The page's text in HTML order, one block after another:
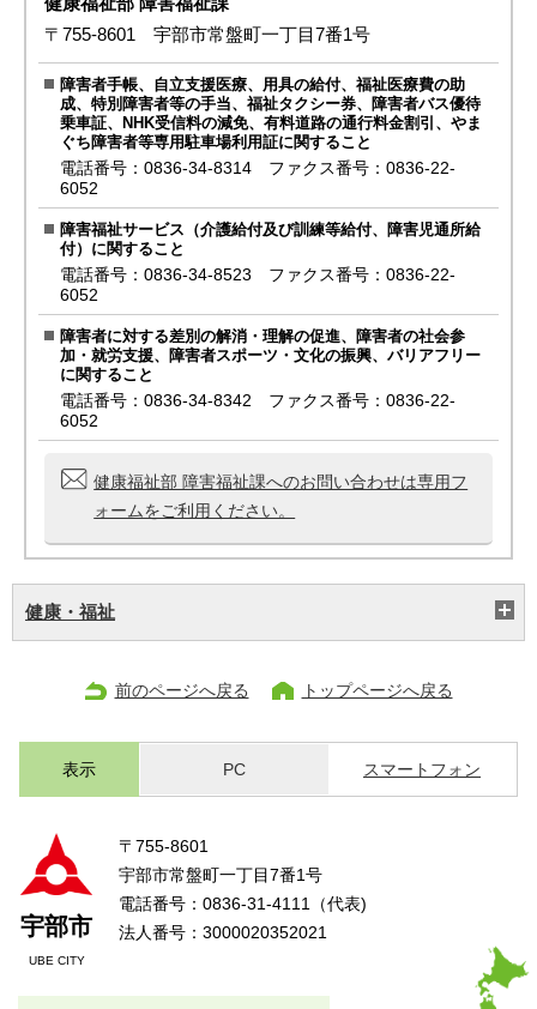
〒755-8601 宇部市常盤町一丁目7番1号
障害者手帳、自立支援医療、用具の給付、福祉医療費の助
成、特別障害者等の手当、福祉タクシー券、障害者バス優待
乗車証、NHK受信料の減免、有料道路の通行料金割引、やま
ぐち障害者等専用駐車場利用証に関すること
電話番号：0836-34-8314 ファクス番号：0836-22-
6052
障害福祉サービス（介護給付及び訓練等給付、障害児通所給
付）に関すること
電話番号：0836-34-8523 ファクス番号：0836-22-
6052
障害者に対する差別の解消・理解の促進、障害者の社会参
加・就労支援、障害者スポーツ・文化の振興、バリアフリー
に関すること
電話番号：0836-34-8342 ファクス番号：0836-22-
6052
健康福祉部 障害福祉課へのお問い合わせは専用フ
ォームをご利用ください。
健康・福祉
前のページへ戻る トップページへ戻る
表示 PC スマートフォン
宇部市
UBE CITY
〒755-8601
宇部市常盤町一丁目7番1号
電話番号：0836-31-4111（代表)
法人番号：3000020352021